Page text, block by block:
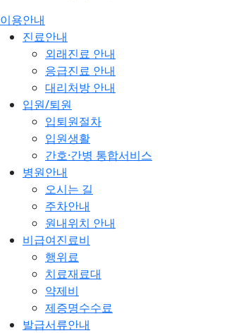
이용안내
진료안내
외래진료 안내
응급진료 안내
대리처방 안내
입원/퇴원
입퇴원절차
입원생활
간호·간병 통합서비스
병원안내
오시는 길
주차안내
원내위치 안내
비급여진료비
행위료
치료재료대
약제비
제증명수수료
발급서류안내